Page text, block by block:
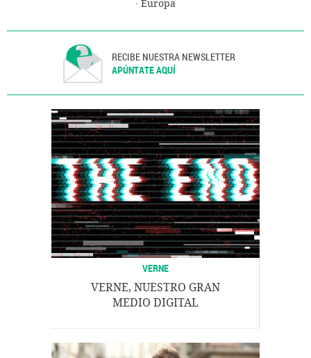
Europa
RECIBE NUESTRA NEWSLETTER
APÚNTATE AQUÍ
VERNE
VERNE, NUESTRO GRAN
MEDIO DIGITAL